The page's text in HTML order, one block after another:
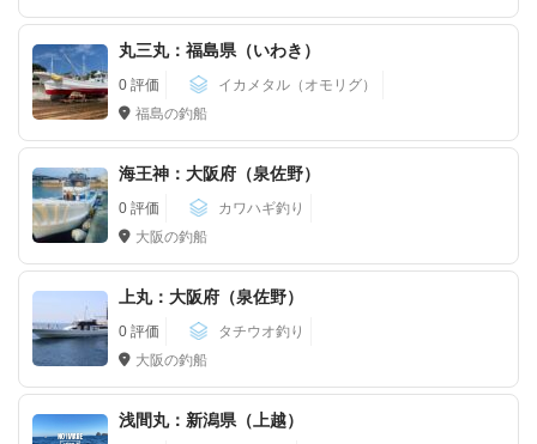
丸三丸：福島県（いわき）
0 評価
イカメタル（オモリグ）
福島の釣船
海王神：大阪府（泉佐野）
0 評価
カワハギ釣り
大阪の釣船
上丸：大阪府（泉佐野）
0 評価
タチウオ釣り
大阪の釣船
浅間丸：新潟県（上越）